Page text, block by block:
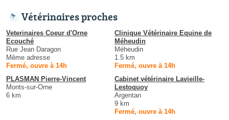
Vétérinaires proches
Veterinaires Coeur d'Orne
Ecouché
Rue Jean Daragon
Même adresse
Fermé, ouvre à 14h
Clinique Vétérinaire Equine de
Méheudin
Méheudin
1.5 km
Fermé, ouvre à 14h
PLASMAN Pierre-Vincent
Monts-sur-Orne
6 km
Cabinet vétérinaire Lavieille-
Lestoquoy
Argentan
9 km
Fermé, ouvre à 14h